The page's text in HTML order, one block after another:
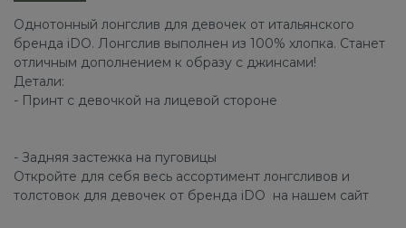
Однотонный лонгслив для девочек от итальянского
бренда iDO. Лонгслив выполнен из 100% хлопка. Станет
отличным дополнением к образу с джинсами!
Детали:
- Принт с девочкой на лицевой стороне
- Задняя застежка на пуговицы
Откройте для себя весь ассортимент лонгсливов и
толстовок для девочек от бренда iDO на нашем сайт